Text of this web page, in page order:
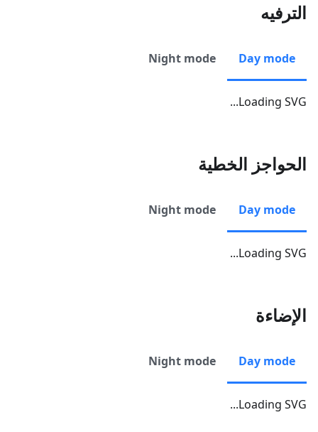
الترفيه
Day mode
Night mode
Loading SVG...
الحواجز الخطية
Day mode
Night mode
Loading SVG...
الإضاءة
Day mode
Night mode
Loading SVG...